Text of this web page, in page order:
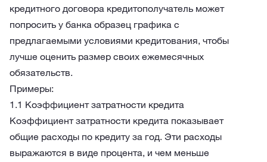
кредитного договора кредитополучатель может
попросить у банка образец графика с
предлагаемыми условиями кредитования, чтобы
лучше оценить размер своих ежемесячных
обязательств.
Примеры:
1.1 Коэффициент затратности кредита
Коэффициент затратности кредита показывает
общие расходы по кредиту за год. Эти расходы
выражаются в виде процента, и чем меньше